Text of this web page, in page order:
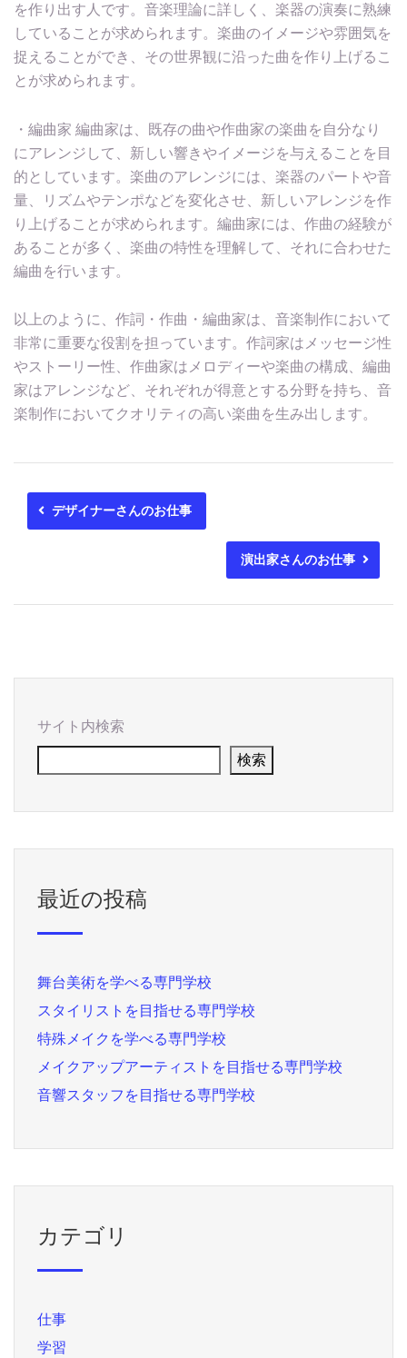
を作り出す人です。音楽理論に詳しく、楽器の演奏に熟練
していることが求められます。楽曲のイメージや雰囲気を
捉えることができ、その世界観に沿った曲を作り上げるこ
とが求められます。
・編曲家 編曲家は、既存の曲や作曲家の楽曲を自分なり
にアレンジして、新しい響きやイメージを与えることを目
的としています。楽曲のアレンジには、楽器のパートや音
量、リズムやテンポなどを変化させ、新しいアレンジを作
り上げることが求められます。編曲家には、作曲の経験が
あることが多く、楽曲の特性を理解して、それに合わせた
編曲を行います。
以上のように、作詞・作曲・編曲家は、音楽制作において
非常に重要な役割を担っています。作詞家はメッセージ性
やストーリー性、作曲家はメロディーや楽曲の構成、編曲
家はアレンジなど、それぞれが得意とする分野を持ち、音
楽制作においてクオリティの高い楽曲を生み出します。
デザイナーさんのお仕事
演出家さんのお仕事
サイト内検索
検索
最近の投稿
舞台美術を学べる専門学校
スタイリストを目指せる専門学校
特殊メイクを学べる専門学校
メイクアップアーティストを目指せる専門学校
音響スタッフを目指せる専門学校
カテゴリ
仕事
学習